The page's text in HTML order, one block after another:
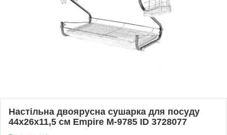
Настільна двоярусна сушарка для посуду
44х26х11,5 см Empire M-9785 ID 3728077